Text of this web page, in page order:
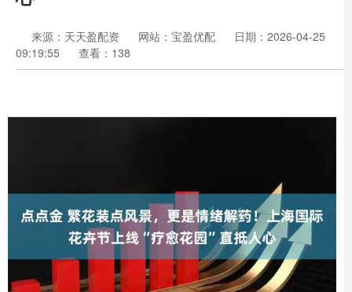
来源：天天盈配资 网站：宝盈优配
日期：2026-04-25
09:19:55
查看：138